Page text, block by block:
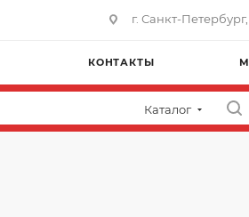
г. Санкт-
КОНТАКТЫ
Каталог